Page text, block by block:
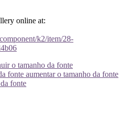
online at:
k2/item/28-
o tamanho da fonte
aumentar o tamanho da fonte